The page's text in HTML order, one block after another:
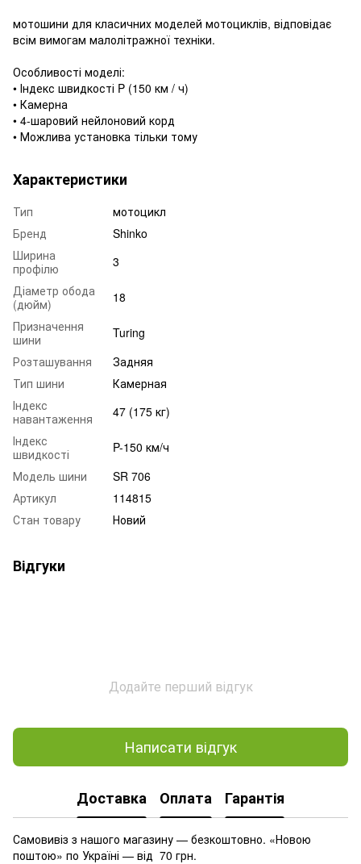
мотошини для класичних моделей мотоциклів, відповідає
всім вимогам малолітражної техніки.
Особливості моделі:
• Індекс швидкості P (150 км / ч)
• Камерна
• 4-шаровий нейлоновий корд
• Можлива установка тільки тому
Характеристики
Тип
мотоцикл
Бренд
Shinko
Ширина
профілю
3
Діаметр обода
(дюйм)
18
Призначення
шини
Turing
Розташування
Задняя
Тип шини
Камерная
Індекс
навантаження
47 (175 кг)
Індекс
швидкості
P-150 км/ч
Модель шини
SR 706
Артикул
114815
Стан товару
Новий
Відгуки
Додайте перший відгук
Написати відгук
Доставка Оплата Гарантія
Самовивіз з нашого магазину — безкоштовно. «Новою
поштою» по Україні — від 70 грн.